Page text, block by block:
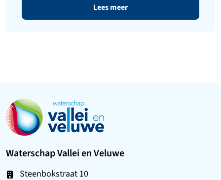
Lees meer
Waterschap Vallei en Veluwe
Steenbokstraat 10